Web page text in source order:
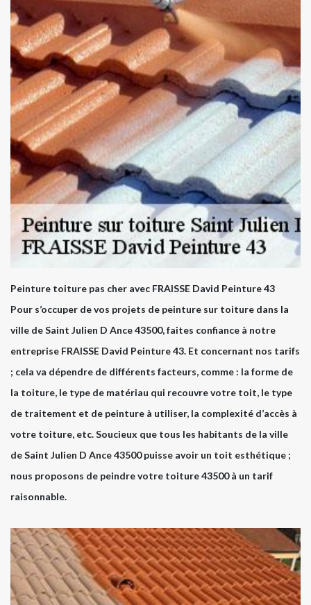
Peinture toiture pas cher avec FRAISSE David Peinture 43
Pour s’occuper de vos projets de peinture sur toiture dans la
ville de Saint Julien D Ance 43500, faites confiance à notre
entreprise FRAISSE David Peinture 43. Et concernant nos tarifs
; cela va dépendre de différents facteurs, comme : la forme de
la toiture, le type de matériau qui recouvre votre toit, le type
de traitement et de peinture à utiliser, la complexité d’accès à
votre toiture, etc. Soucieux que tous les habitants de la ville
de Saint Julien D Ance 43500 puisse avoir un toit esthétique ;
nous proposons de peindre votre toiture 43500 à un tarif
raisonnable.